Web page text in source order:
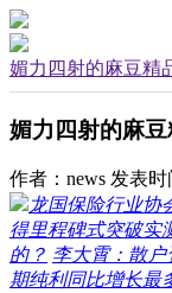
媚力四射的麻豆精
媚力四射的麻豆
作者：news 发表时
龙国保险行业协
得里程碑式突破实
的？ 李大霄：散
期纯利同比增长最